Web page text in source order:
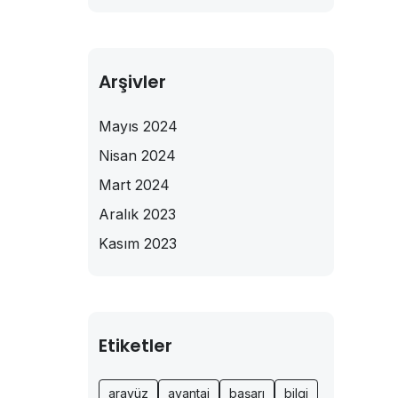
Arşivler
Mayıs 2024
Nisan 2024
Mart 2024
Aralık 2023
Kasım 2023
Etiketler
arayüz avantaj başarı bilgi